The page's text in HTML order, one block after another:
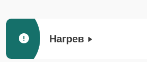
Нагрев